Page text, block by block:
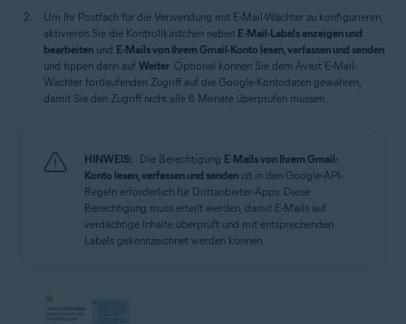
Um Ihr Postfach für die Verwendung mit E-Mail-Wächter zu konfigurieren,
aktivieren Sie die Kontrollkästchen neben E-Mail-Labels anzeigen und
bearbeiten und E-Mails von Ihrem Gmail-Konto lesen, verfassen und senden
und tippen dann auf Weiter . Optional können Sie dem Avast E-Mail-
Wächter fortlaufenden Zugriff auf die Google-Kontodaten gewähren,
damit Sie den Zugriff nicht alle 6 Monate überprüfen müssen.
HINWEIS: Die Berechtigung E-Mails von Ihrem Gmail-
Konto lesen, verfassen und senden ist in den Google-API-
Regeln erforderlich für Drittanbieter-Apps. Diese
Berechtigung muss erteilt werden, damit E-Mails auf
verdächtige Inhalte überprüft und mit entsprechenden
Labels gekennzeichnet werden können.